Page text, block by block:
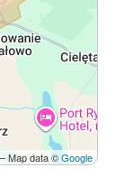
Map data ©Google